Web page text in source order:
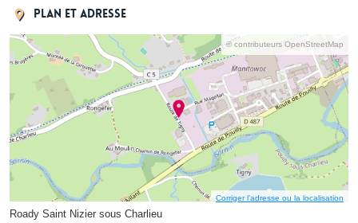
Plan et adresse
© contributeurs OpenStreetMap
Corriger l’adresse ou la localisation
Roady Saint Nizier sous Charlieu